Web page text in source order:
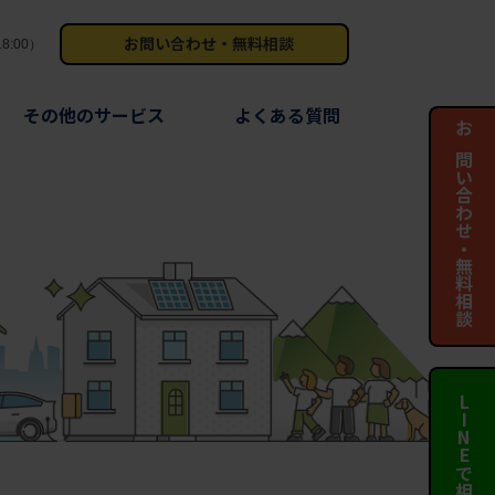
） お問い合わせ・無料相談
その他のサービス よくある質問
お問い合わせ・無料相談